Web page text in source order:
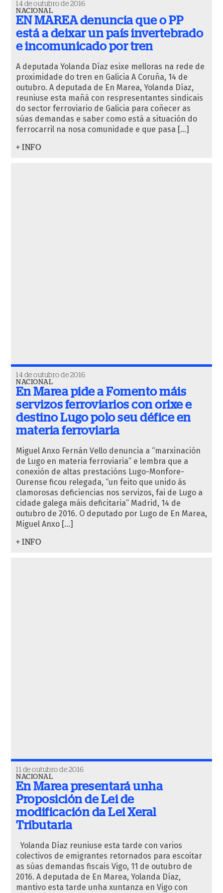
14 de outubro de 2016
NACIONAL
EN MAREA denuncia que o PP
está a deixar un país invertebrado
e incomunicado por tren
A deputada Yolanda Díaz esixe melloras na rede de
proximidade do tren en Galicia A Coruña, 14 de
outubro. A deputada de En Marea, Yolanda Díaz,
reuniuse esta mañá con respresentantes sindicais
do sector ferroviario de Galicia para coñecer as
súas demandas e saber como está a situación do
ferrocarril na nosa comunidade e que pasa […]
+ INFO
14 de outubro de 2016
NACIONAL
En Marea pide a Fomento máis
servizos ferroviarios con orixe e
destino Lugo polo seu défice en
materia ferroviaria
Miguel Anxo Fernán Vello denuncia a “marxinación
de Lugo en materia ferroviaria” e lembra que a
conexión de altas prestacións Lugo-Monfore-
Ourense ficou relegada, “un feito que unido ás
clamorosas deficiencias nos servizos, fai de Lugo a
cidade galega máis deficitaria” Madrid, 14 de
outubro de 2016. O deputado por Lugo de En Marea,
Miguel Anxo […]
+ INFO
11 de outubro de 2016
NACIONAL
En Marea presentará unha
Proposición de Lei de
modificación da Lei Xeral
Tributaria
Yolanda Díaz reuniuse esta tarde con varios
colectivos de emigrantes retornados para escoitar
as súas demandas fiscais Vigo, 11 de outubro de
2016. A deputada de En Marea, Yolanda Díaz,
mantivo esta tarde unha xuntanza en Vigo con